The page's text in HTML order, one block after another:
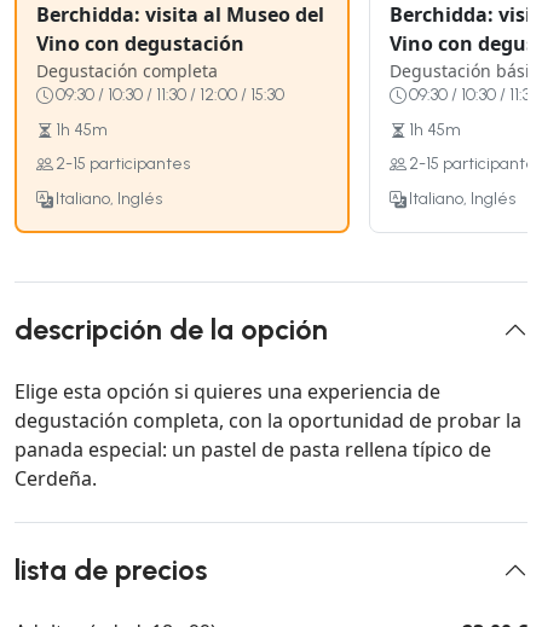
Berchidda: visita al Museo del
Vino con degustación
Degustación completa
09:30 / 10:30 / 11:30 / 12:00 / 15:30
1h 45m
2-15 participantes
Italiano, Inglés
Berchidda:
Vino con
Degustación
09:30 / 10:30 /
1h 45m
2-15
Italiano, Inglés
descripción de la opción
Elige esta opción si quieres una experiencia de
degustación completa, con la oportunidad de probar la
panada especial: un pastel de pasta rellena típico de
Cerdeña.
lista de precios